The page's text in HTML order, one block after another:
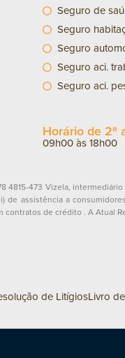
Seguro de
Seguro
Seguro
Seguro aci.
Seguro aci.
Horário de 2ª
09h00 às 18h00
4815-473 Vizela,
de assistência a
de crédito . A Atual
de LitígiosLivro